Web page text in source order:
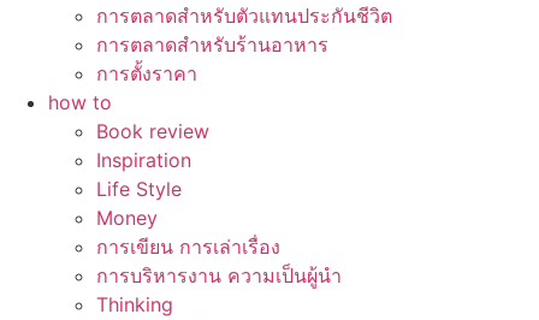
การตลาดสำหรับตัวแทนประกันชีวิต
การตลาดสำหรับร้านอาหาร
การตั้งราคา
how to
Book review
Inspiration
Life Style
Money
การเขียน การเล่าเรื่อง
การบริหารงาน ความเป็นผู้นำ
Thinking